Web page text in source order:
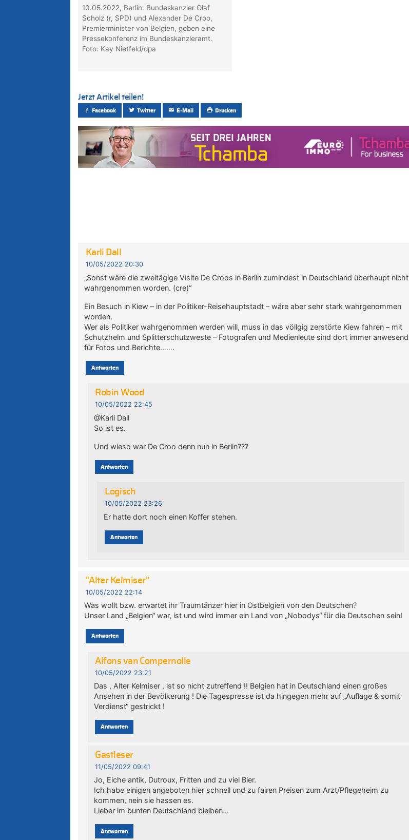
10.05.2022, Berlin: Bundeskanzler Olaf
Scholz (r, SPD) und Alexander De Croo,
Premierminister von Belgien, geben eine
Pressekonferenz im Bundeskanzleramt.
Foto: Kay Nietfeld/dpa
Jetzt Artikel teilen!
Facebook Twitter E-Mail Drucken
Karli Dall
10/05/2022 20:30
„Sonst wäre die zweitägige Visite De Croos in Berlin zumindest in Deutschland überhaupt nicht
wahrgenommen worden. (cre)“
Ein Besuch in Kiew – in der Politiker-Reisehauptstadt – wäre aber sehr stark wahrgenommen
worden.
Wer als Politiker wahrgenommen werden will, muss in das völlgig zerstörte Kiew fahren – mit
Schutzhelm und Splitterschutzweste – Fotografen und Medienleute sind dort immer anwesend
für Fotos und Berichte…….
Antworten
Robin Wood
10/05/2022 22:45
@Karli Dall
So ist es.
Und wieso war De Croo denn nun in Berlin???
Antworten
Logisch
10/05/2022 23:26
Er hatte dort noch einen Koffer stehen.
Antworten
"Alter Kelmiser"
10/05/2022 22:14
Was wollt bzw. erwartet ihr Traumtänzer hier in Ostbelgien von den Deutschen?
Unser Land „Belgien“ war, ist und wird immer ein Land von „Nobodys“ für die Deutschen sein!
Antworten
Alfons van Compernolle
10/05/2022 23:21
Das , Alter Kelmiser , ist so nicht zutreffend !! Belgien hat in Deutschland einen großes
Ansehen in der Bevölkerung ! Die Tagespresse ist da hingegen mehr auf „Auflage & somit
Verdienst“ gestrickt !
Antworten
Gastleser
11/05/2022 09:41
Jo, Eiche antik, Dutroux, Fritten und zu viel Bier.
Ich habe einigen angeboten hier schnell und zu fairen Preisen zum Arzt/Pflegeheim zu
kommen, nein sie hassen es.
Lieber im bunten Deutschland bleiben…
Antworten